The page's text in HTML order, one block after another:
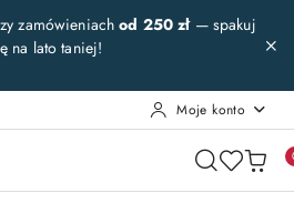
zamówieniachod 250 zł— spakuj
na lato taniej!
Moje konto